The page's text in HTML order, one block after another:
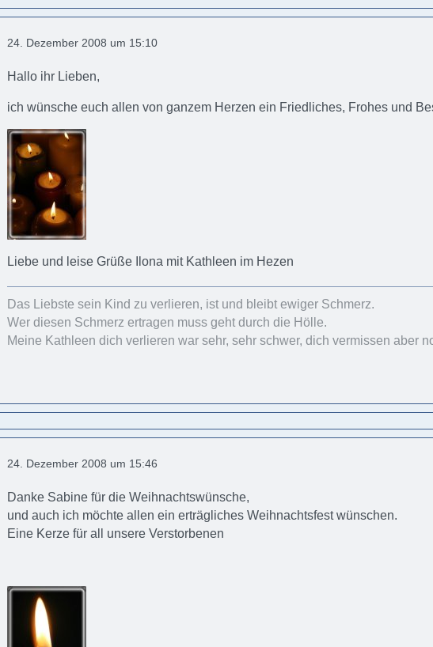
24. Dezember 2008 um 15:10
Hallo ihr Lieben,
ich wünsche euch allen von ganzem Herzen ein Friedliches, Frohes und
Liebe und leise Grüße Ilona mit Kathleen im Hezen
Das Liebste sein Kind zu verlieren, ist und bleibt ewiger Schmerz.
Wer diesen Schmerz ertragen muss geht durch die Hölle.
Meine Kathleen dich verlieren war sehr, sehr schwer, dich vermissen aber
24. Dezember 2008 um 15:46
Danke Sabine für die Weihnachtswünsche,
und auch ich möchte allen ein erträgliches Weihnachtsfest wünschen.
Eine Kerze für all unsere Verstorbenen